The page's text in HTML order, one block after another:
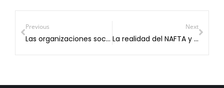
Previous
Las organizaciones sociales en el Campo Mexicano
Next
La realidad del NAFTA y el Campo Mexicano